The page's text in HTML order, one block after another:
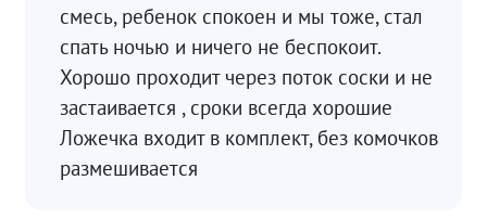
смесь, ребенок спокоен и мы тоже, стал
спать ночью и ничего не беспокоит.
Хорошо проходит через поток соски и не
застаивается , сроки всегда хорошие
Ложечка входит в комплект, без комочков
размешивается